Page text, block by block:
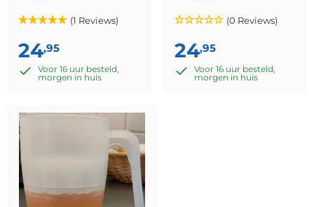
(1 Reviews)
24,95
Voor 16 uur besteld,
morgen in huis
(0 Reviews)
24,95
Voor 16 uur besteld,
morgen in huis